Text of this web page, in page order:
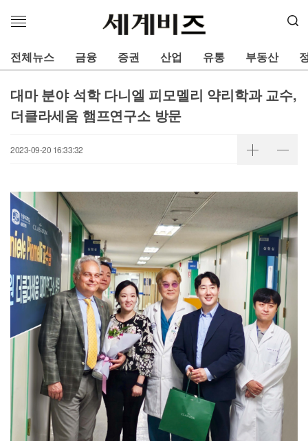
메
열
기
전체뉴스 금융 증권 산업 유통 부동산
대마 분야 석학 다니엘 피모멜리 약리학과 교수,
더클라세움 햄프연구소 방문
2023-09-20 16:33:32